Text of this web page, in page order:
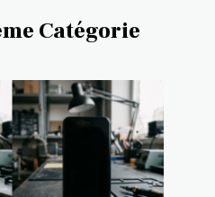
Catégorie